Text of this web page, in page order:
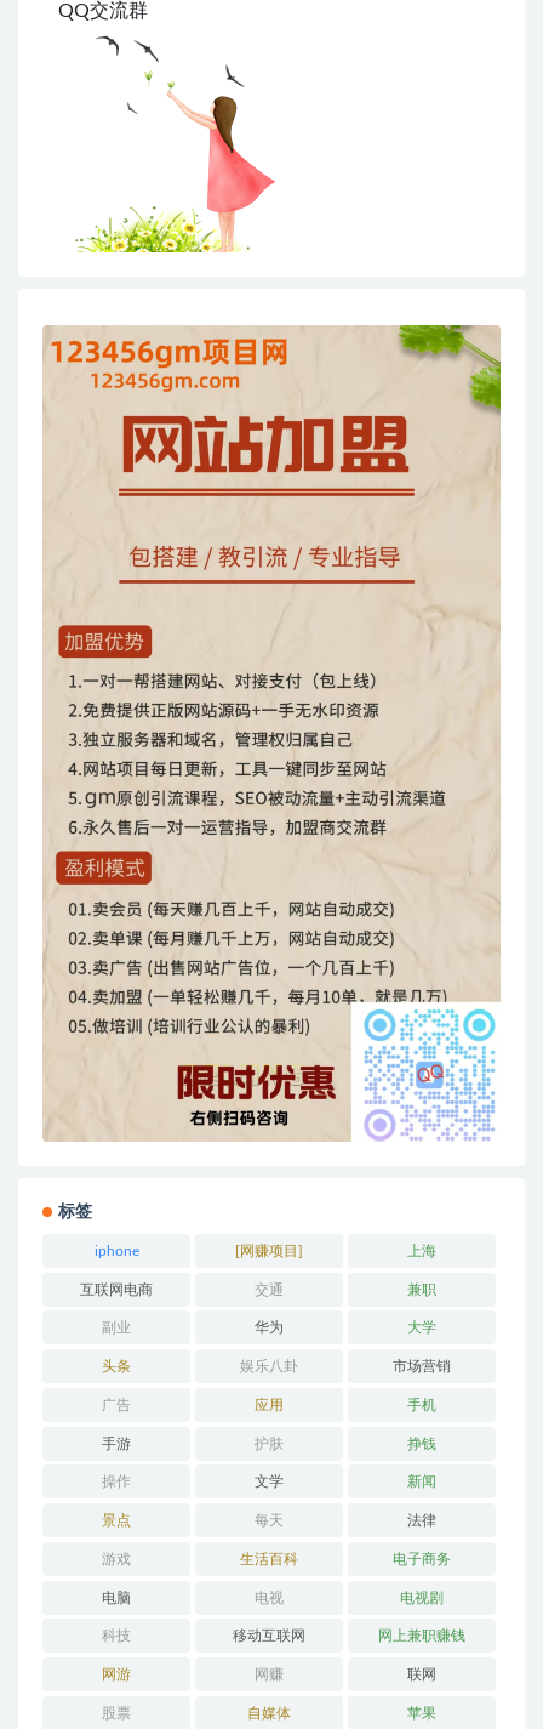
QQ交流群
标签
iphone [网赚项目] 上海
互联网电商 交通 兼职
副业 华为 大学
头条 娱乐八卦 市场营销
广告 应用 手机
手游 护肤 挣钱
操作 文学 新闻
景点 每天 法律
游戏 生活百科 电子商务
电脑 电视 电视剧
科技 移动互联网 网上兼职赚钱
网游 网赚 联网
股票 自媒体 苹果